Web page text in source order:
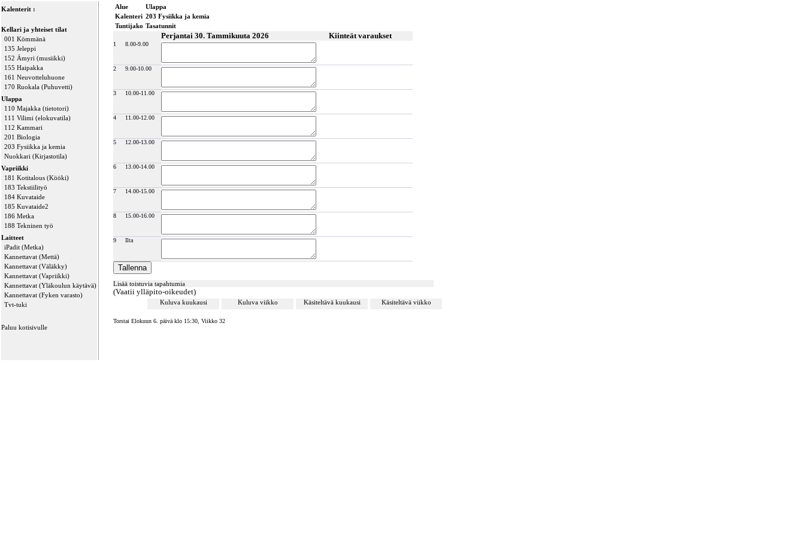
Kalenterit :
Kellari ja yhteiset tilat
001 Kömmänä
135 Jeleppi
152 Ämyri (musiikki)
155 Haipakka
161 Neuvotteluhuone
170 Ruokala (Puhuvetti)
Ulappa
110 Majakka (tietotori)
111 Vilimi (elokuvatila)
112 Kammari
201 Biologia
203 Fysiikka ja kemia
Nuokkari (Kirjastotila)
Vapriikki
181 Kotitalous (Kööki)
183 Tekstiilityö
184 Kuvataide
185 Kuvataide2
186 Metka
188 Tekninen työ
Laitteet
iPadit (Metka)
Kannettavat (Mettä)
Kannettavat (Väläkky)
Kannettavat (Vapriikki)
Kannettavat (Yläkoulun käytävä)
Kannettavat (Fyken varasto)
Tvt-tuki
Paluu kotisivulle
Alue
Ulappa
Kalenteri 203 Fysiikka ja kemia
Tuntijako Tasatunnit
Perjantai 30. Tammikuuta 2026 Kiinteät varaukset
1 8.00-9.00
2 9.00-10.00
3 10.00-11.00
4 11.00-12.00
5 12.00-13.00
6 13.00-14.00
7 14.00-15.00
8 15.00-16.00
9 Ilta
Lisää toistuvia tapahtumia
(Vaatii ylläpito-oikeudet)
Kuluva kuukausi Kuluva viikko Käsiteltävä kuukausi Käsiteltävä viikko
Torstai Elokuun 6. päivä klo 15:30, Viikko 32